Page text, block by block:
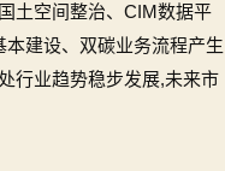
土空间整治、CIM数据平
建设、双碳业务流程产生
行业趋势稳步发展,未来市